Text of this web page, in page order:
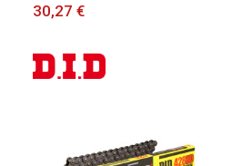
30,27 €